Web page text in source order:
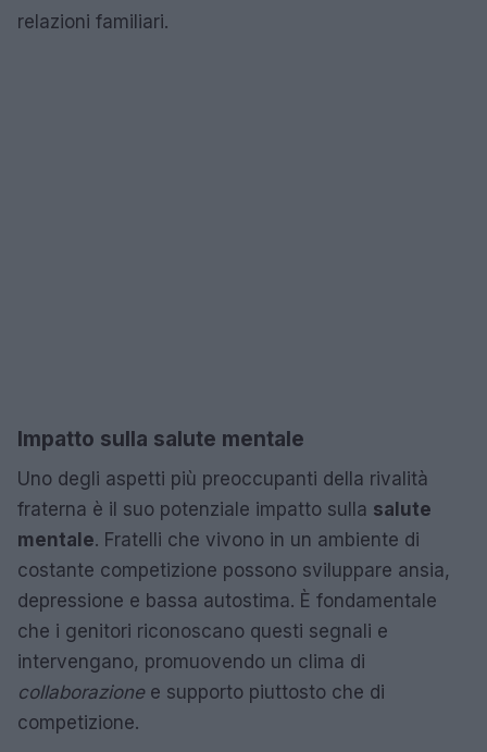
relazioni familiari.
Impatto sulla salute mentale
Uno degli aspetti più preoccupanti della rivalità
fraterna è il suo potenziale impatto sulla salute
mentale. Fratelli che vivono in un ambiente di
costante competizione possono sviluppare ansia,
depressione e bassa autostima. È fondamentale
che i genitori riconoscano questi segnali e
intervengano, promuovendo un clima di
collaborazionee supporto piuttosto che di
competizione.